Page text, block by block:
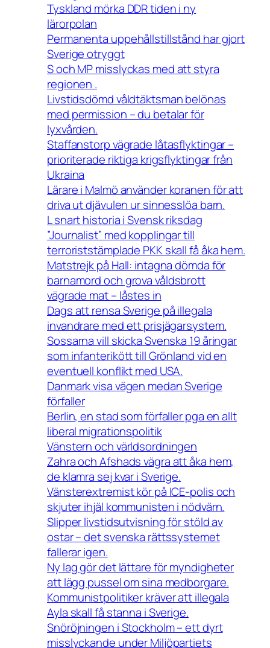
Tyskland mörka DDR tiden i ny
lärorpolan
Permanenta uppehållstillstånd har gjort
Sverige otryggt
S och MP misslyckas med att styra
regionen .
Livstidsdömd våldtäktsman belönas
med permission – du betalar för
lyxvården.
Staffanstorp vägrade låtasflyktingar –
prioriterade riktiga krigsflyktingar från
Ukraina
Lärare i Malmö använder koranen för att
driva ut djävulen ur sinnesslöa barn.
L snart historia i Svensk riksdag
”Journalist” med kopplingar till
terroriststämplade PKK skall få åka hem.
Matstrejk på Hall: intagna dömda för
barnamord och grova våldsbrott
vägrade mat – låstes in
Dags att rensa Sverige på illegala
invandrare med ett prisjägarsystem.
Sossarna vill skicka Svenska 19 åringar
som infanterikött till Grönland vid en
eventuell konflikt med USA.
Danmark visa vägen medan Sverige
förfaller
Berlin, en stad som förfaller pga en allt
liberal migrationspolitik
Vänstern och världsordningen
Zahra och Afshads vägra att åka hem,
de klamra sej kvar i Sverige.
Vänsterextremist kör på ICE-polis och
skjuter ihjäl kommunisten i nödvärn.
Slipper livstidsutvisning för stöld av
ostar – det svenska rättssystemet
fallerar igen.
Ny lag gör det lättare för myndigheter
att lägg pussel om sina medborgare.
Kommunistpolitiker kräver att illegala
Ayla skall få stanna i Sverige.
Snöröjningen i Stockholm – ett dyrt
misslyckande under Miljöpartiets